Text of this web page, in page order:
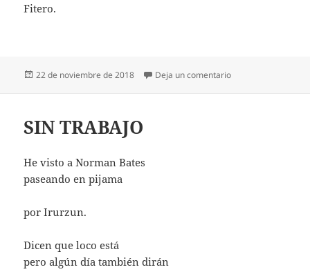
Fitero.
Publicado
22 de noviembre de 2018 Deja un comentarioen EL DÍA DE
SIN TRABAJO
He visto a Norman Bates
paseando en pijama
por Irurzun.
Dicen que loco está
pero algún día también dirán